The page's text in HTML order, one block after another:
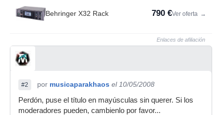
Behringer X32 Rack 790 €Ver oferta →
Enlaces de afiliación
#2 por musicaparakhaos el 10/05/2008
Perdón, puse el título en mayúsculas sin querer. Si los
moderadores pueden, cambienlo por favor...